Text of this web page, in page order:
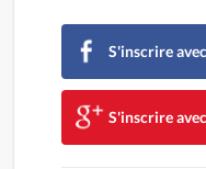
S'inscrire
S'inscrire